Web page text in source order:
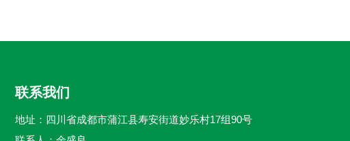
联系我们
地址：四川省成都市蒲江县寿安街道妙乐村17组90号